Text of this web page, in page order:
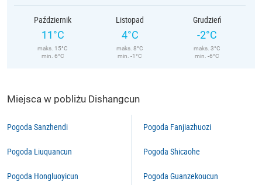
Październik
11°C
maks. 15°C
min. 6°C
Listopad
4°C
maks. 8°C
min. -1°C
Grudzień
-2°C
maks. 3°C
min. -6°C
Miejsca w pobliżu Dishangcun
Pogoda Sanzhendi
Pogoda Liuquancun
Pogoda Hongluoyicun
Pogoda Fanjiazhuozi
Pogoda Shicaohe
Pogoda Guanzekoucun